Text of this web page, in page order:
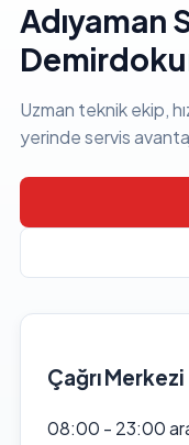
Adıyaman
Uzman teknik ekip,
yerinde servis
Çağrı Merkezi
08:00 - 23:00